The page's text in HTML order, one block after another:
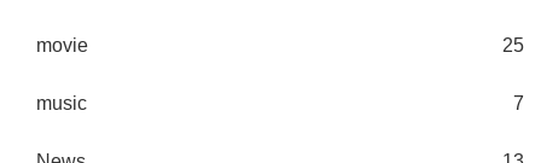
movie 25
music 7